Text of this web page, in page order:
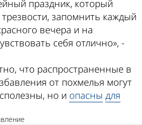
праздник, который
запомнить каждый
вечера и на
себя отлично», -
что распространенные в
от похмелья могут
но и опасны для